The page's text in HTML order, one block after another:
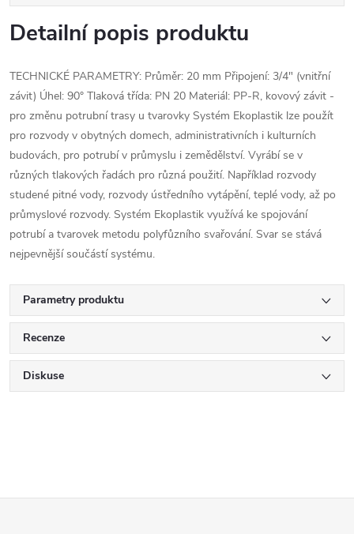
Detailní popis produktu
TECHNICKÉ PARAMETRY: Průměr: 20 mm Připojení: 3/4" (vnitřní
závit) Úhel: 90° Tlaková třída: PN 20 Materiál: PP-R, kovový závit -
pro změnu potrubní trasy u tvarovky Systém Ekoplastik lze použít
pro rozvody v obytných domech, administrativních i kulturních
budovách, pro potrubí v průmyslu i zemědělství. Vyrábí se v
různých tlakových řadách pro různá použití. Například rozvody
studené pitné vody, rozvody ústředního vytápění, teplé vody, až po
průmyslové rozvody. Systém Ekoplastik využívá ke spojování
potrubí a tvarovek metodu polyfůzního svařování. Svar se stává
nejpevnější součástí systému.
Parametry produktu
Recenze
Diskuse